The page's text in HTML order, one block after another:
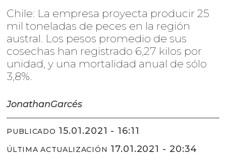
Chile: La empresa proyecta producir 25
mil toneladas de peces en la región
austral. Los pesos promedio de sus
cosechas han registrado 6,27 kilos por
unidad, y una mortalidad anual de sólo
3,8%.
JonathanGarcés
PUBLICADO 15.01.2021 - 16:11
ÚLTIMA ACTUALIZACIÓN 17.01.2021 - 20:34